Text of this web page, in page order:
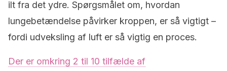
ilt fra det ydre. Spørgsmålet om, hvordan
lungebetændelse påvirker kroppen, er så vigtigt –
fordi udveksling af luft er så vigtig en proces.
Der er omkring 2 til 10 tilfælde af